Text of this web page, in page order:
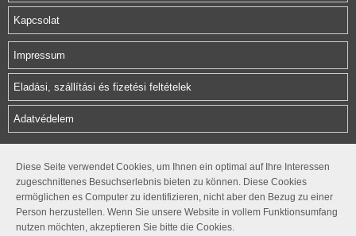
Diese Seite verwendet Cookies, um Ihnen ein optimal auf Ihre Interessen
zugeschnittenes Besuchserlebnis bieten zu können. Diese Cookies
ermöglichen es Computer zu identifizieren, nicht aber den Bezug zu einer
Person herzustellen. Wenn Sie unsere Website in vollem Funktionsumfang
nutzen möchten, akzeptieren Sie bitte die Cookies.
Kapcsolat
Impressum
Eladási, szállítási és fizetési feltételek
Adatvédelem
Rétifarkas u. 10.
1172 Budapest
office@herzarmatura.hu